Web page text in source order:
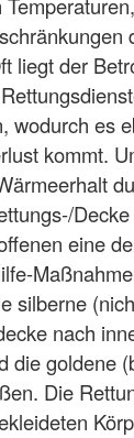
liegt der
wodurch es
kommt.
eine
silberne
nach
die goldene
Die